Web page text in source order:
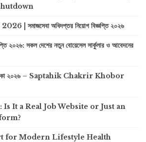
সমাজসেবা অধিদপ্তর নিয়োগ বিজ্ঞপ্তি ২০২৬
২০২৬: সকল দেশের নতুন বোয়েসেল সার্কুলার ও আবেদনের
পত্রিকা ২০২৬ – Saptahik Chakrir Khobor
It a Real Job Website or Just an
for Modern Lifestyle Health